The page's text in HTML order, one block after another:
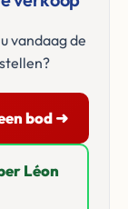
vandaag de
bod ➜
Léon